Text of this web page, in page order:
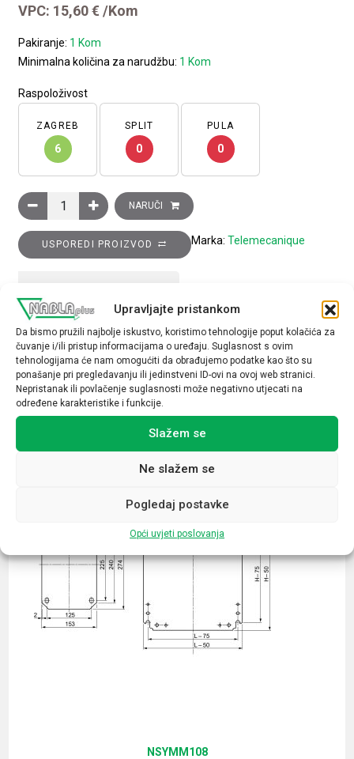
Upravljajte pristankom
Da bismo pružili najbolje iskustvo, koristimo tehnologije poput kolačića za
čuvanje i/ili pristup informacijama o uređaju. Suglasnost s ovim
tehnologijama će nam omogućiti da obrađujemo podatke kao što su
ponašanje pri pregledavanju ili jedinstveni ID-ovi na ovoj web stranici.
Nepristanak ili povlačenje suglasnosti može negativno utjecati na
određene karakteristike i funkcije.
Slažem se
Ne slažem se
Pogledaj postavke
Opći uvjeti poslovanja
VPC: 15,60€ /Kom
Pakiranje: 1 Kom
Minimalna količina za narudžbu: 1 Kom
Raspoloživost
ZAGREB
6
SPLIT
0
PULA
0
Ženski, M12, 4 pinski, ravni konektor, kabelska uvodnica Pg 7
NARUČI
USPOREDI PROIZVOD Marka: Telemecanique
Povezani proizvodi
NSYMM108